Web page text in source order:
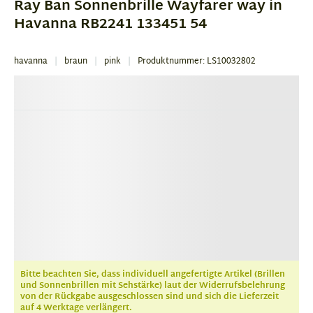
3
Ray Ban Sonnenbrille Wayfarer way in
Havanna RB2241 133451 54
havanna braun pink Produktnummer: LS10032802
Bitte beachten Sie, dass individuell angefertigte Artikel (Brillen
und Sonnenbrillen mit Sehstärke) laut der Widerrufsbelehrung
von der Rückgabe ausgeschlossen sind und sich die Lieferzeit
auf 4 Werktage verlängert.